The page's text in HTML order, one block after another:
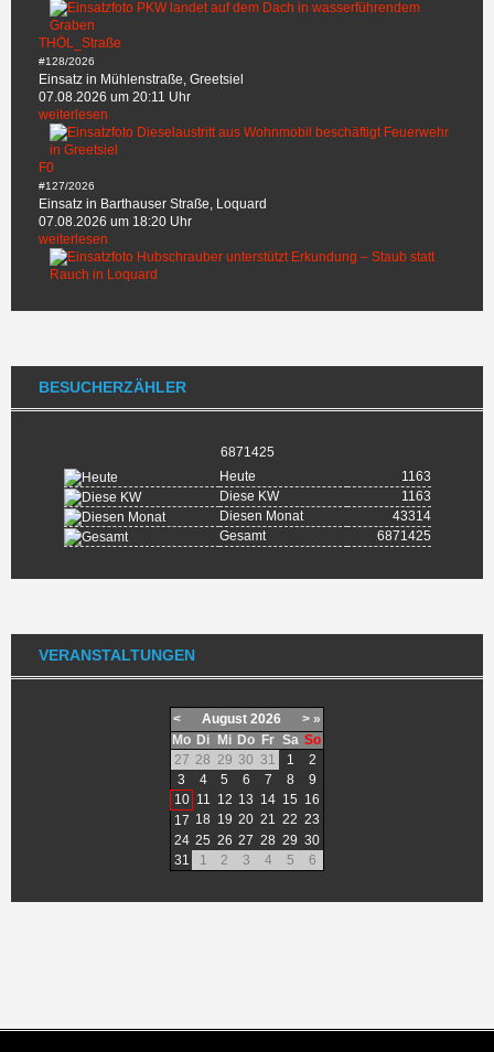
THÖL_Straße
#128/2026
Einsatz in Mühlenstraße, Greetsiel
07.08.2026 um 20:11 Uhr
weiterlesen
F0
#127/2026
Einsatz in Barthauser Straße, Loquard
07.08.2026 um 18:20 Uhr
weiterlesen
BESUCHERZÄHLER
6871425
Heute
1163
Diese KW
1163
Diesen Monat
43314
Gesamt
6871425
VERANSTALTUNGEN
< August 2026 > »
Mo Di Mi Do Fr Sa So
27 28 29 30 31 1
2
3
4 5 6 7 8
9
10 11 12 13 14 15 16
17 18 19 20 21 22 23
24 25 26 27 28 29 30
31
1 2 3 4 5 6